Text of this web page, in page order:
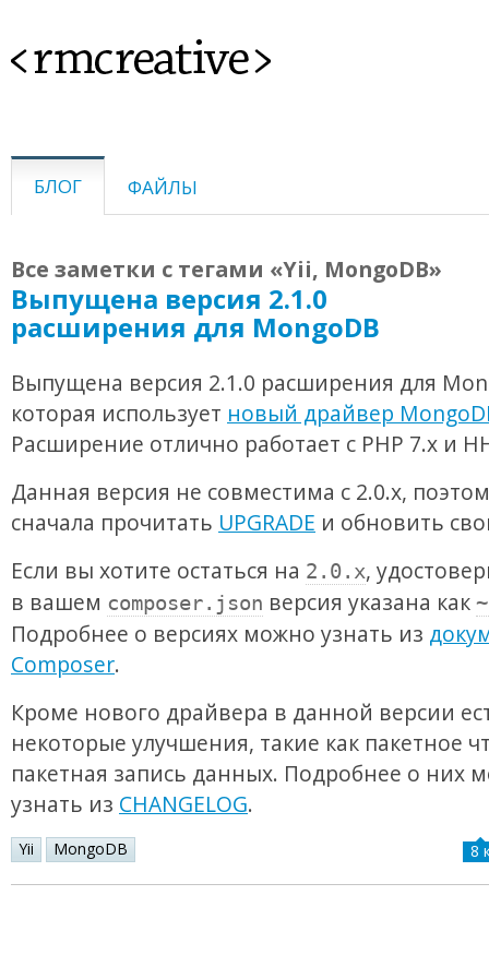
<rmcreative>
БЛОГ ФАЙЛЫ
Все заметки с тегами «Yii, MongoDB»
Выпущена версия 2.1.0
расширения для MongoDB
Выпущена версия 2.1.0 расширения для
которая использует новый драйвер
Расширение отлично работает с PHP 7.x и
Данная версия не совместима с 2.0.x,
сначала прочитать UPGRADE и обновить
Если вы хотите остаться на 2.0.x,
в вашем composer.json версия указана как
Подробнее о версиях можно узнать из
Composer.
Кроме нового драйвера в данной версии
некоторые улучшения, такие как пакетное
пакетная запись данных. Подробнее о них
узнать из CHANGELOG.
Yii MongoDB 8